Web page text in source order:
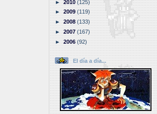
►2010(125)
►2009(119)
►2008(133)
►2007(167)
►2006(92)
El día a día...